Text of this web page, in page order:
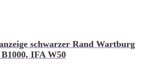
schwarzer Rand Wartburg
IFA W50